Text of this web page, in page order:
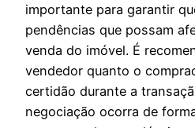
importante para garantir
pendências que possam
venda do imóvel. É
vendedor quanto o
certidão durante a
negociação ocorra de